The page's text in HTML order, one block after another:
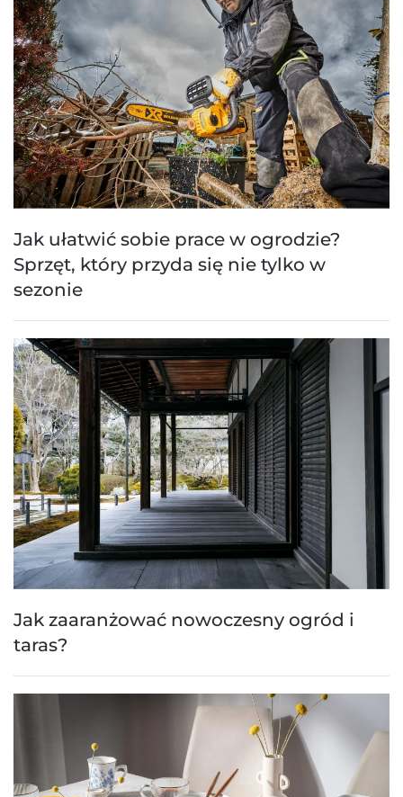
Jak ułatwić sobie prace w ogrodzie?
Sprzęt, który przyda się nie tylko w
sezonie
Jak zaaranżować nowoczesny ogród i
taras?